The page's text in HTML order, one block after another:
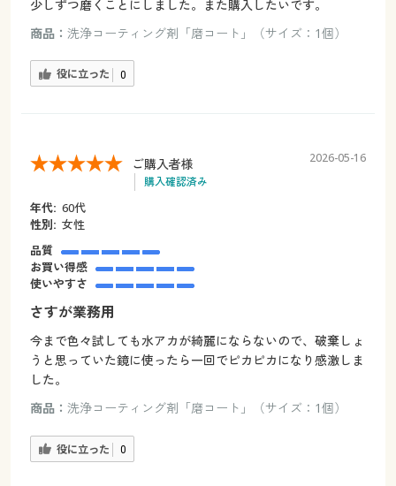
少しずつ磨くことにしました。また購入したいです。
商品： 洗浄コーティング剤「磨コート」（サイズ：1個）
役に立った 0
ご購入者様
購入確認済み
2026-05-16
年代: 60代
性別: 女性
品質
お買い得感
使いやすさ
さすが業務用
今まで色々試しても水アカが綺麗にならないので、破棄しょ
うと思っていた鏡に使ったら一回でピカピカになり感激しま
した。
商品： 洗浄コーティング剤「磨コート」（サイズ：1個）
役に立った 0